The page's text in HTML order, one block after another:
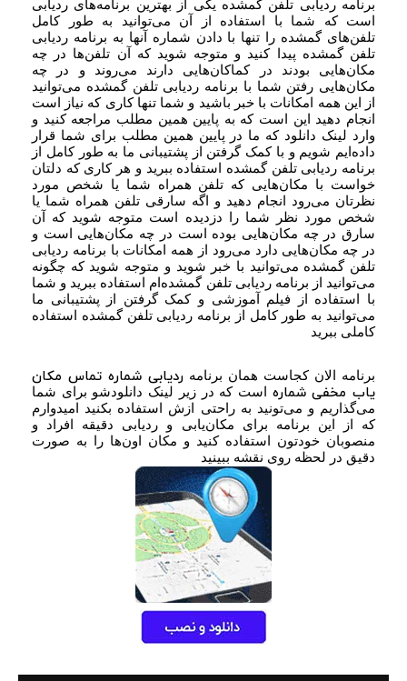
برنامه ردیابی تلفن گمشده یکی از بهترین برنامه‌های ردیابی
است که شما با استفاده از آن می‌توانید به طور کامل
تلفن‌های گمشده را تنها با دادن شماره آنها به برنامه ردیابی
تلفن گمشده پیدا کنید و متوجه شوید که آن تلفن‌ها در چه
مکان‌هایی بودند در کماکان‌هایی دارند می‌روند و در چه
مکان‌هایی رفتن شما با برنامه ردیابی تلفن گمشده می‌توانید
از این همه امکانات با خبر باشید و شما تنها کاری که نیاز است
انجام دهید این است که به پایین همین مطلب مراجعه کنید و
وارد لینک دانلود که ما در پایین همین مطلب برای شما قرار
داده‌ایم شویم و با کمک گرفتن از پشتیبانی ما به طور کامل از
برنامه ردیابی تلفن گمشده استفاده ببرید و هر کاری که دلتان
خواست با مکان‌هایی که تلفن همراه شما یا شخص مورد
نظرتان می‌رود انجام دهید و اگه سارقی تلفن همراه شما یا
شخص مورد نظر شما را دزدیده است متوجه شوید که آن
سارق در چه مکان‌هایی بوده است در چه مکان‌هایی است و
در چه مکان‌هایی دارد می‌رود از همه امکانات با برنامه ردیابی
تلفن گمشده می‌توانید با خبر شوید و متوجه شوید که چگونه
می‌توانید از برنامه ردیابی تلفن گمشده‌ام استفاده ببرید و شما
با استفاده از فیلم آموزشی و کمک گرفتن از پشتیبانی ما
می‌توانید به طور کامل از برنامه ردیابی تلفن گمشده استفاده
کاملی ببرید
برنامه الان کجاست همان برنامه ردیابی شماره تماس مکان
یاب مخفی شماره است که در زیر لینک دانلودشو برای شما
می‌گذاریم و می‌تونید به راحتی ازش استفاده بکنید امیدوارم
که از این برنامه برای مکان‌یابی و ردیابی دقیقه افراد و
منصوبان خودتون استفاده کنید و مکان اون‌ها را به صورت
دقیق در لحظه روی نقشه ببینید